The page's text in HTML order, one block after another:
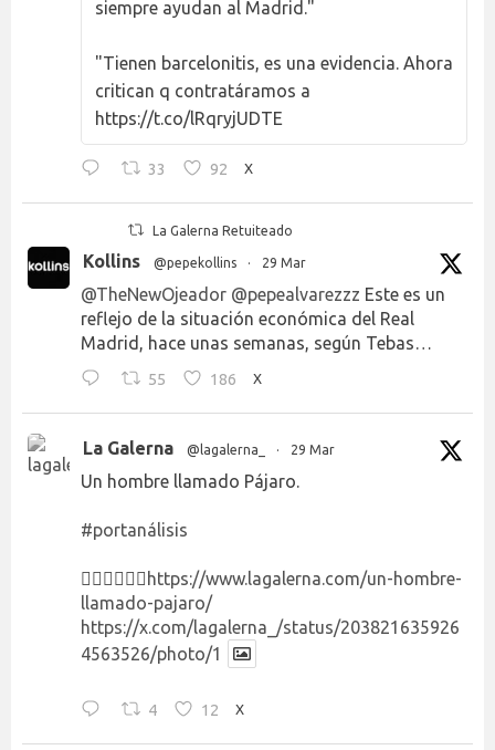
siempre ayudan al Madrid."
"Tienen barcelonitis, es una evidencia. Ahora
critican q contratáramos a
https://t.co/lRqryjUDTE
33 92 X
La Galerna Retuiteado
Kollins @pepekollins · 29 Mar
@TheNewOjeador @pepealvarezzz Este es un
reflejo de la situación económica del Real
Madrid, hace unas semanas, según Tebas…
55 186 X
La Galerna @lagalerna_ · 29 Mar
Un hombre llamado Pájaro.
#portanálisis
👉🏻👉🏻👉🏻 https://www.lagalerna.com/un-hombre-
llamado-pajaro/
https://x.com/lagalerna_/status/203821635926
4563526/photo/1
4 12 X